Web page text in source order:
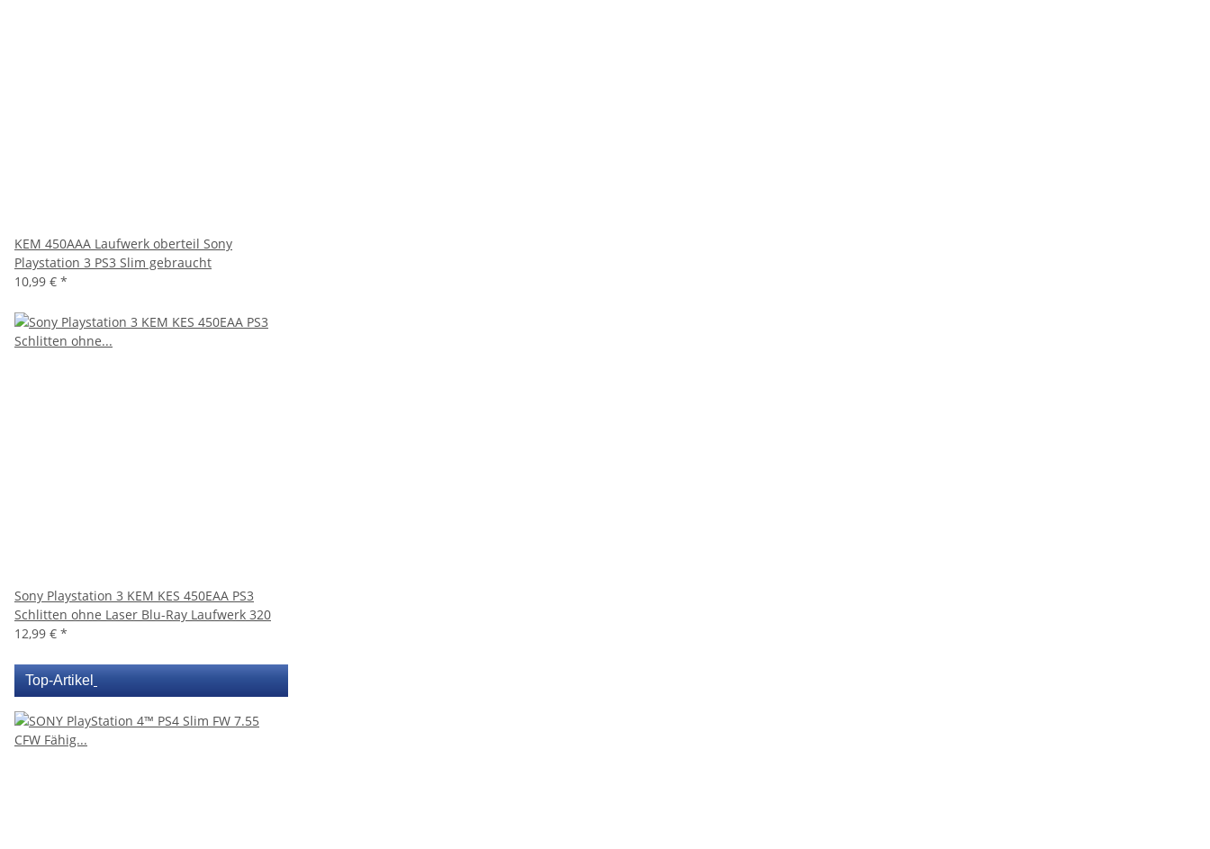
KEM 450AAA Laufwerk oberteil Sony
Playstation 3 PS3 Slim gebraucht
10,99 € *
Sony Playstation 3 KEM KES 450EAA PS3
Schlitten ohne Laser Blu-Ray Laufwerk 320
12,99 € *
Top-Artikel